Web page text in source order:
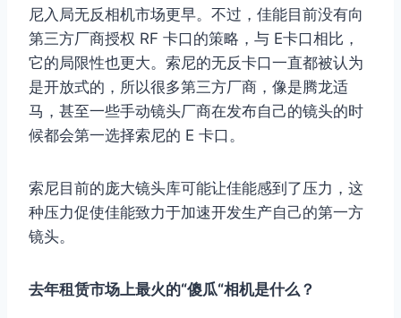
尼入局无反相机市场更早。不过，佳能目前没有向
第三方厂商授权 RF 卡口的策略，与 E卡口相比，
它的局限性也更大。索尼的无反卡口一直都被认为
是开放式的，所以很多第三方厂商，像是腾龙适
马，甚至一些手动镜头厂商在发布自己的镜头的时
候都会第一选择索尼的 E 卡口。
索尼目前的庞大镜头库可能让佳能感到了压力，这
种压力促使佳能致力于加速开发生产自己的第一方
镜头。
去年租赁市场上最火的“傻瓜“相机是什么？